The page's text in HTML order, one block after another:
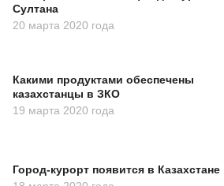
Султана
20 марта 2020 года
Какими продуктами обеспечены
казахстанцы в ЗКО
19 марта 2020 года
Город-курорт появится в Казахстане